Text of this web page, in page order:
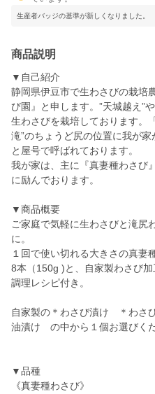
生産者バッジの基準が新しくなりました。
商品説明
▼自己紹介
静岡県伊豆市で生わさびの栽培
び園』と申します。”天城越え”
生わさびを栽培しております。
滝”のちょうど尻の位置に我が家
と屋号で呼ばれております。
我が家は、主に『真妻種わさび
に励んでおります。
▼商品概要
ご家庭で気軽に生わさびと滝尻
に。
１回で使い切れる大きさの真妻
8本（150g )と、自家製わさび加
調理レシピ付き。
自家製の＊わさび漬け ＊わ
油漬け の中から１個お選びくだ
▼品種
《真妻種わさび》